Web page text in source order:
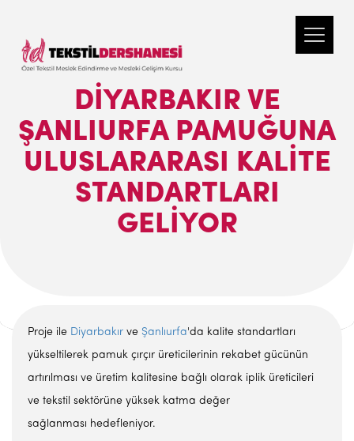
DIYARBAKIR VE
ŞANLIURFA PAMUĞUNA
ULUSLARARASI KALITE
STANDARTLARI
GELIYOR
Proje ile Diyarbakır ve Şanlıurfa'da kalite standartları
yükseltilerek pamuk çırçır üreticilerinin rekabet gücünün
artırılması ve üretim kalitesine bağlı olarak iplik üreticileri
ve tekstil sektörüne yüksek katma değer
sağlanması hedefleniyor.